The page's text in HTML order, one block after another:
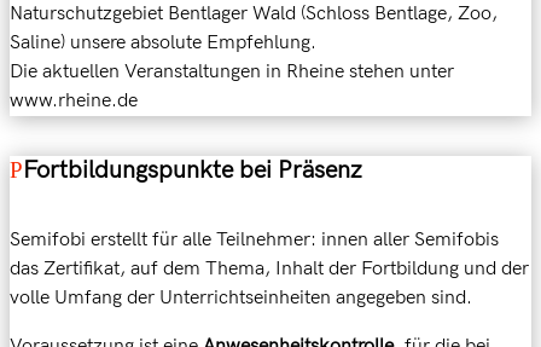
Naturschutzgebiet Bentlager Wald (Schloss Bentlage, Zoo,
Saline) unsere absolute Empfehlung.
Die aktuellen Veranstaltungen in Rheine stehen unter
www.rheine.de
Fortbildungspunkte bei Präsenz
Semifobi erstellt für alle Teilnehmer: innen aller Semifobis
das Zertifikat, auf dem Thema, Inhalt der Fortbildung und der
volle Umfang der Unterrichtseinheiten angegeben sind.